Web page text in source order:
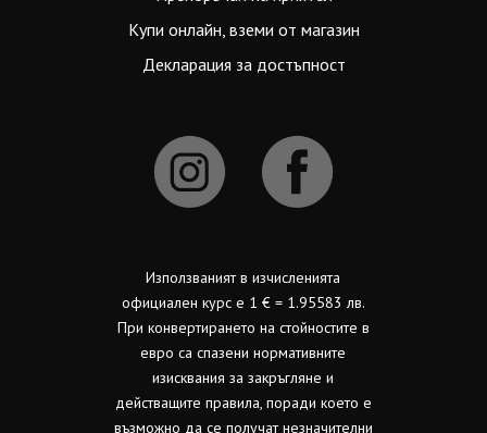
Купи онлайн, вземи от магазин
Декларация за достъпност
Използваният в изчисленията
официален курс е 1 € = 1.95583 лв.
При конвертирането на стойностите в
евро са спазени нормативните
изисквания за закръгляне и
действащите правила, поради което е
възможно да се получат незначителни